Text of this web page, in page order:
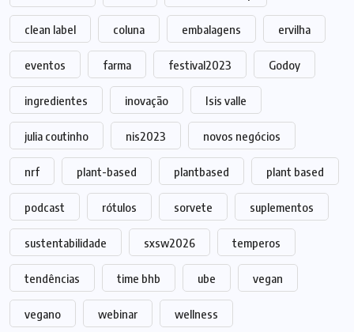
clean label coluna embalagens ervilha
eventos farma festival2023 Godoy
ingredientes inovação Isis valle
julia coutinho nis2023 novos negócios
nrf plant-based plantbased plant based
podcast rótulos sorvete suplementos
sustentabilidade sxsw2026 temperos
tendências time bhb ube vegan
vegano webinar wellness